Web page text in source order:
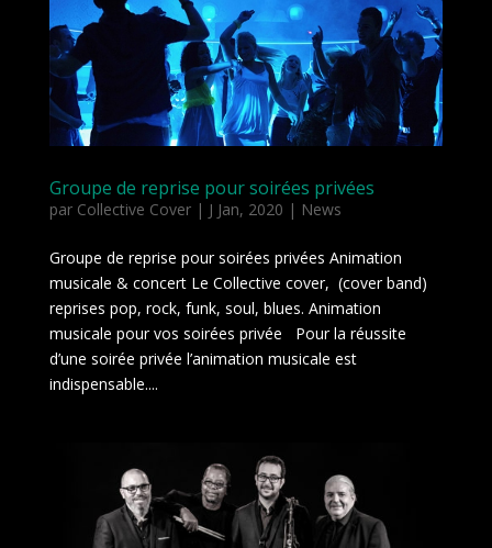
Groupe de reprise pour soirées privées
par Collective Cover| J Jan, 2020 | News
Groupe de reprise pour soirées privées Animation
musicale & concert Le Collective cover, (cover band)
reprises pop, rock, funk, soul, blues. Animation
musicale pour vos soirées privée Pour la réussite
d’une soirée privée l’animation musicale est
indispensable....